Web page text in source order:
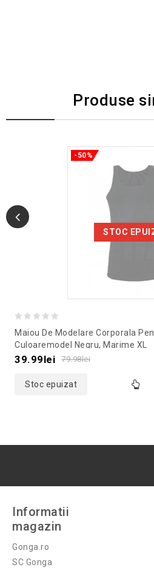
Produse
STOC
-50%
out
of
Maiou De Modelare Corporala
Culoaremodel Negru, Marime XL
79.98lei
39.99lei
Stoc epuizat
Informatii
magazin
Gonga.ro
SC Gonga